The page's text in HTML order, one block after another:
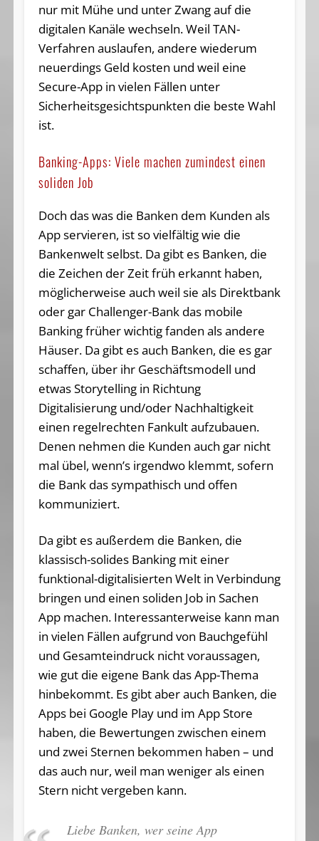
nur mit Mühe und unter Zwang auf die
digitalen Kanäle wechseln. Weil TAN-
Verfahren auslaufen, andere wiederum
neuerdings Geld kosten und weil eine
Secure-App in vielen Fällen unter
Sicherheitsgesichtspunkten die beste Wahl
ist.
Banking-Apps: Viele machen zumindest einen
soliden Job
Doch das was die Banken dem Kunden als
App servieren, ist so vielfältig wie die
Bankenwelt selbst. Da gibt es Banken, die
die Zeichen der Zeit früh erkannt haben,
möglicherweise auch weil sie als Direktbank
oder gar Challenger-Bank das mobile
Banking früher wichtig fanden als andere
Häuser. Da gibt es auch Banken, die es gar
schaffen, über ihr Geschäftsmodell und
etwas Storytelling in Richtung
Digitalisierung und/oder Nachhaltigkeit
einen regelrechten Fankult aufzubauen.
Denen nehmen die Kunden auch gar nicht
mal übel, wenn’s irgendwo klemmt, sofern
die Bank das sympathisch und offen
kommuniziert.
Da gibt es außerdem die Banken, die
klassisch-solides Banking mit einer
funktional-digitalisierten Welt in Verbindung
bringen und einen soliden Job in Sachen
App machen. Interessanterweise kann man
in vielen Fällen aufgrund von Bauchgefühl
und Gesamteindruck nicht voraussagen,
wie gut die eigene Bank das App-Thema
hinbekommt. Es gibt aber auch Banken, die
Apps bei Google Play und im App Store
haben, die Bewertungen zwischen einem
und zwei Sternen bekommen haben – und
das auch nur, weil man weniger als einen
Stern nicht vergeben kann.
Liebe Banken, wer seine App